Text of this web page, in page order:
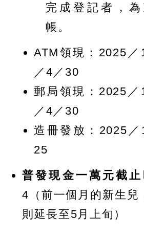
完成登記者，
帳。
ATM領現：2025
／4／30
郵局領現：2025
／4／30
造冊發放：2025
25
普發現金一萬元截止
4（前一個月的新生兒
則延長至5月上旬）